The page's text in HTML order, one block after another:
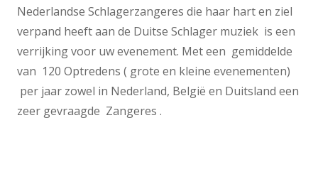
Nederlandse Schlagerzangeres die haar hart en ziel
verpand heeft aan de Duitse Schlager muziek is een
verrijking voor uw evenement. Met een gemiddelde
van 120 Optredens ( grote en kleine evenementen)
per jaar zowel in Nederland, België en Duitsland een
zeer gevraagde Zangeres .